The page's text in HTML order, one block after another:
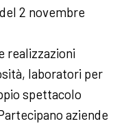
2 novembre
realizzazioni
laboratori per
spettacolo
aziende